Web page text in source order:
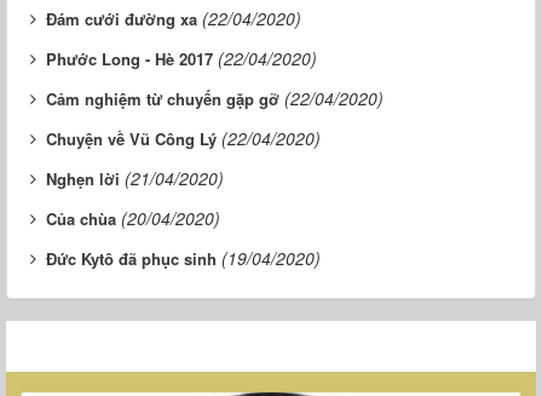
Đám cưới đường xa (22/04/2020)
Phước Long - Hè 2017 (22/04/2020)
Cảm nghiệm từ chuyến gặp gỡ (22/04/2020)
Chuyện về Vũ Công Lý (22/04/2020)
Nghẹn lời (21/04/2020)
Của chùa (20/04/2020)
Đức Kytô đã phục sinh (19/04/2020)